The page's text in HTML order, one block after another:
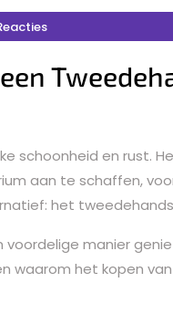
schoonheid en rust.
aan te schaffen,
het
manier
waarom het kopen